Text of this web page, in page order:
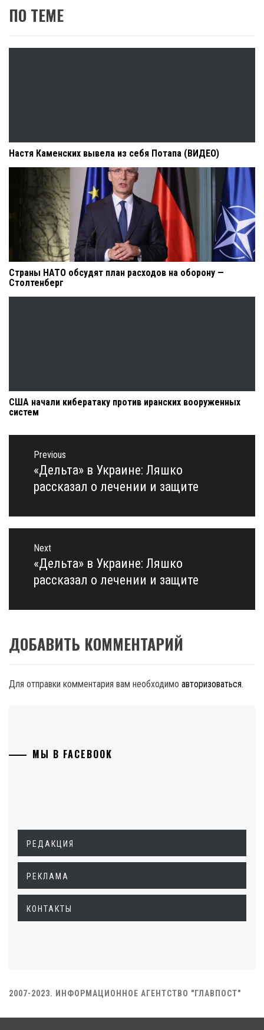
ПО ТЕМЕ
Настя Каменских вывела из себя Потапа (ВИДЕО)
Страны НАТО обсудят план расходов на оборону —
Столтенберг
США начали кибератаку против иранских вооруженных
систем
Навигация
записям
Previous
Previous
post:
«Дельта» в Украине: Ляшко
рассказал о лечении и защите
Next
Next
post:
«Дельта» в Украине: Ляшко
рассказал о лечении и защите
ДОБАВИТЬ КОММЕНТАРИЙ
Для отправки комментария вам необходимо авторизоваться.
МЫ В FACEBOOK
РЕДАКЦИЯ
РЕКЛАМА
КОНТАКТЫ
2007-2023. ИНФОРМАЦИОННОЕ АГЕНТСТВО "ГЛАВПОСТ"